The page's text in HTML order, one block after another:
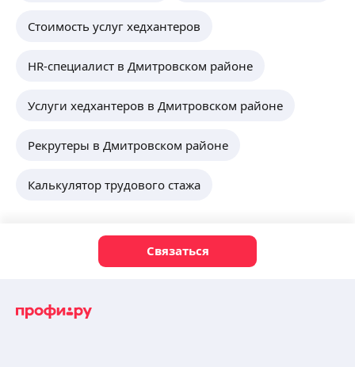
Стоимость услуг хедхантеров
HR-специалист в Дмитровском районе
Услуги хедхантеров в Дмитровском районе
Рекрутеры в Дмитровском районе
Калькулятор трудового стажа
Связаться